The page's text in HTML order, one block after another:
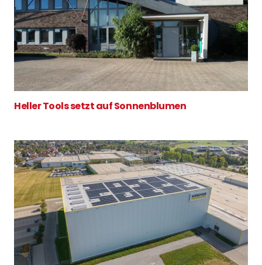
Heller Tools setzt auf Sonnenblumen